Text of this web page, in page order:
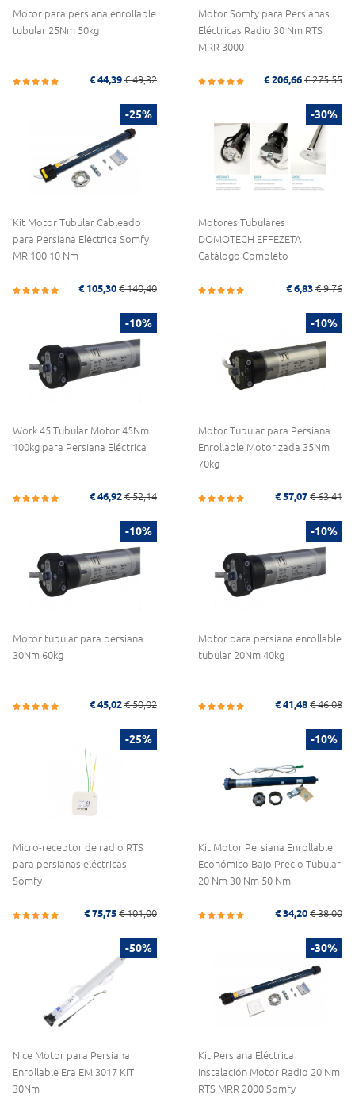
Motor para persiana enrollable
tubular 25Nm 50kg
€ 44,39 € 49,32
Motor Somfy para Persianas
Eléctricas Radio 30 Nm RTS
MRR 3000
€ 206,66 € 275,55
-25%
Kit Motor Tubular Cableado
para Persiana Eléctrica Somfy
MR 100 10 Nm
€ 105,30 € 140,40
-30%
Motores Tubulares
DOMOTECH EFFEZETA
Catálogo Completo
€ 6,83 € 9,76
-10%
Work 45 Tubular Motor 45Nm
100kg para Persiana Eléctrica
€ 46,92 € 52,14
-10%
Motor Tubular para Persiana
Enrollable Motorizada 35Nm
70kg
€ 57,07 € 63,41
-10%
Motor tubular para persiana
30Nm 60kg
€ 45,02 € 50,02
-10%
Motor para persiana enrollable
tubular 20Nm 40kg
€ 41,48 € 46,08
-25%
Micro-receptor de radio RTS
para persianas eléctricas
Somfy
€ 75,75 € 101,00
-10%
Kit Motor Persiana Enrollable
Económico Bajo Precio Tubular
20 Nm 30 Nm 50 Nm
€ 34,20 € 38,00
-50%
Nice Motor para Persiana
Enrollable Era EM 3017 KIT
30Nm
-30%
Kit Persiana Eléctrica
Instalación Motor Radio 20 Nm
RTS MRR 2000 Somfy